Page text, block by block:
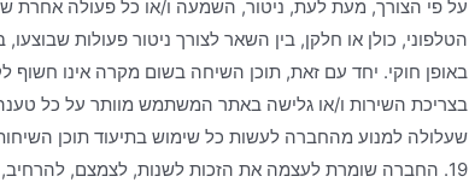
על פי הצורך, מעת לעת, ניטור, השמעה ו/או כל פעולה אחרת
הטלפוני, כולן או חלקן, בין השאר לצורך ניטור פעולות
באופן חוקי. יחד עם זאת, תוכן השיחה בשום מקרה אינו
בצריכת השירות ו/או גלישה באתר המשתמש מוותר על כל
שעלולה למנוע מהחברה לעשות כל שימוש בתיעוד תוכן
19. החברה שומרת לעצמה את הזכות לשנות, לצמצם,